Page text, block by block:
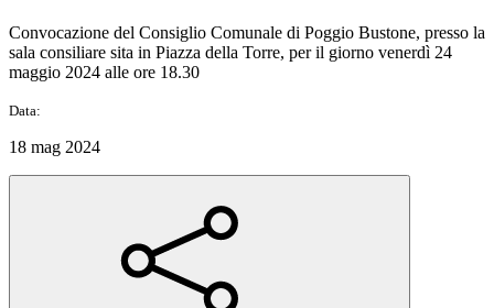
Convocazione del Consiglio Comunale di Poggio Bustone, presso la
sala consiliare sita in Piazza della Torre, per il giorno venerdì 24
maggio 2024 alle ore 18.30
Data:
18 mag 2024